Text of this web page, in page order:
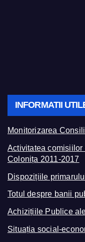
INFORMATII
Monitorizarea
Activitatea
Colonița 2011-2017
Dispozițiile
Totul despre banii
Achizițiile Publice
Situația social-